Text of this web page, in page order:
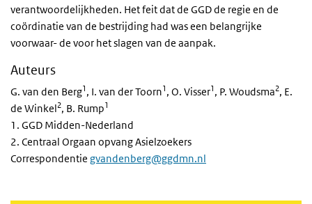
verantwoordelijkheden. Het feit dat de GGD de regie en de
coördinatie van de bestrijding had was een belangrijke
voorwaar- de voor het slagen van de aanpak.
Auteurs
G. van den Berg1, I. van der Toorn1, O. Visser1, P. Woudsma2, E.
de Winkel2, B. Rump1
1. GGD Midden-Nederland
2. Centraal Orgaan opvang Asielzoekers
Correspondentie gvandenberg@ggdmn.nl